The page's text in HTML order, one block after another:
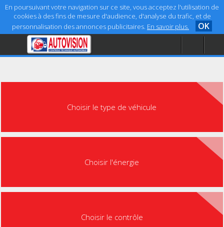
En poursuivant votre navigation sur ce site, vous acceptez l'utilisation de
cookies à des fins de mesure d'audience, d'analyse du trafic, et de
personnalisation des annonces publicitaires. En savoir plus. OK
Accueil
Aide
Choisir le type de véhicule
Choisir l'énergie
Choisir le contrôle